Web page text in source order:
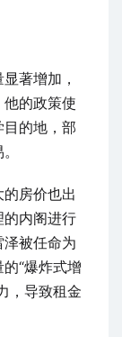
著增加，
的政策使
的地，部
房价也出
的内阁进行
被任命为
“爆炸式增
，导致租金